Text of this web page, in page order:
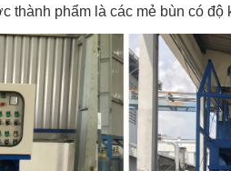
thành phẩm là các mẻ bùn có độ